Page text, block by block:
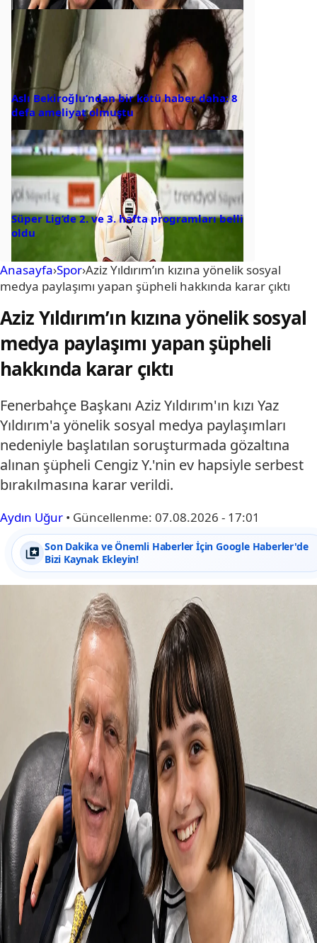
Aslı Bekiroğlu’ndan bir kötü haber daha: 8
defa ameliyat olmuştu
Süper Lig’de 2. ve 3. hafta programları belli
oldu
Anasayfa›Spor›Aziz Yıldırım’ın kızına yönelik sosyal
medya paylaşımı yapan şüpheli hakkında karar çıktı
Aziz Yıldırım’ın kızına yönelik sosyal
medya paylaşımı yapan şüpheli
hakkında karar çıktı
Fenerbahçe Başkanı Aziz Yıldırım'ın kızı Yaz
Yıldırım'a yönelik sosyal medya paylaşımları
nedeniyle başlatılan soruşturmada gözaltına
alınan şüpheli Cengiz Y.'nin ev hapsiyle serbest
bırakılmasına karar verildi.
Aydın Uğur • Güncellenme: 07.08.2026 - 17:01
Son Dakika ve Önemli Haberler İçin Google Haberler'de
Bizi Kaynak Ekleyin!